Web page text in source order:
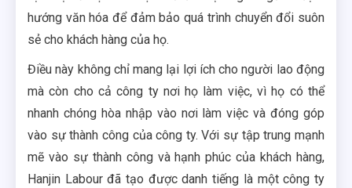
hướng văn hóa để đảm bảo quá trình chuyển đổi suôn
sẻ cho khách hàng của họ.
Điều này không chỉ mang lại lợi ích cho người lao động
mà còn cho cả công ty nơi họ làm việc, vì họ có thể
nhanh chóng hòa nhập vào nơi làm việc và đóng góp
vào sự thành công của công ty. Với sự tập trung mạnh
mẽ vào sự thành công và hạnh phúc của khách hàng,
Hanjin Labour đã tạo được danh tiếng là một công ty